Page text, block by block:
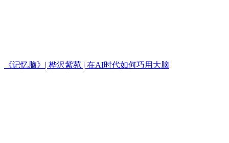
《记忆脑》| 桦沢紫苑 | 在AI时代如何巧用大脑